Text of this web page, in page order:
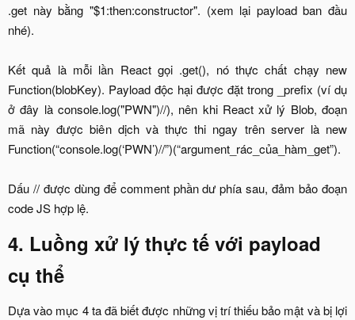
.get này bằng "$1:then:constructor". (xem lại payload ban đầu
nhé).
Kết quả là mỗi lần React gọi .get(), nó thực chất chạy new
Function(blobKey). Payload độc hại được đặt trong _prefix (ví dụ
ở đây là console.log("PWN")//), nên khi React xử lý Blob, đoạn
mã này được biên dịch và thực thi ngay trên server là new
Function(“console.log(‘PWN’)//”)(“argument_rác_của_hàm_get”).
Dấu // được dùng để comment phần dư phía sau, đảm bảo đoạn
code JS hợp lệ.​
4. Luồng xử lý thực tế với payload
cụ thể
Dựa vào mục 4 ta đã biết được những vị trí thiếu bảo mật và bị lợi